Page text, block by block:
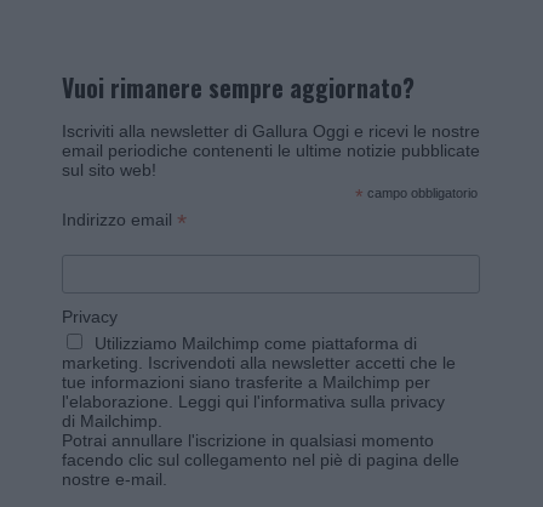
Vuoi rimanere sempre aggiornato?
Iscriviti alla newsletter di Gallura Oggi e ricevi le nostre
email periodiche contenenti le ultime notizie pubblicate
sul sito web!
* campo obbligatorio
Indirizzo email *
Privacy
Utilizziamo Mailchimp come piattaforma di
marketing. Iscrivendoti alla newsletter accetti che le
tue informazioni siano trasferite a Mailchimp per
l'elaborazione. Leggi qui l'informativa sulla privacy
di Mailchimp
Potrai annullare l'iscrizione in qualsiasi momento
facendo clic sul collegamento nel piè di pagina delle
nostre e-mail.